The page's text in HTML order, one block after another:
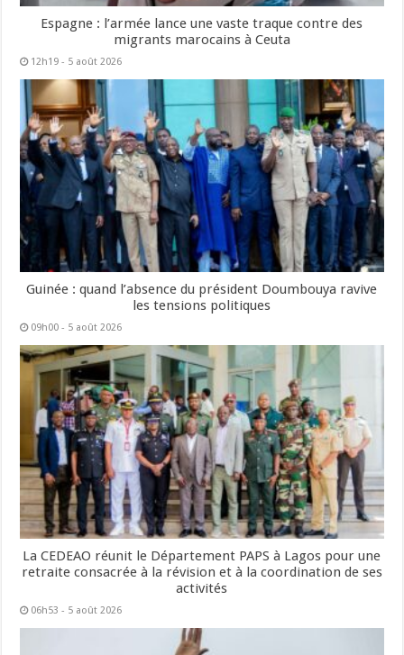
Espagne : l’armée lance une vaste traque contre des
migrants marocains à Ceuta
12h19 - 5 août 2026
Guinée : quand l’absence du président Doumbouya ravive
les tensions politiques
09h00 - 5 août 2026
La CEDEAO réunit le Département PAPS à Lagos pour une
retraite consacrée à la révision et à la coordination de ses
activités
06h53 - 5 août 2026